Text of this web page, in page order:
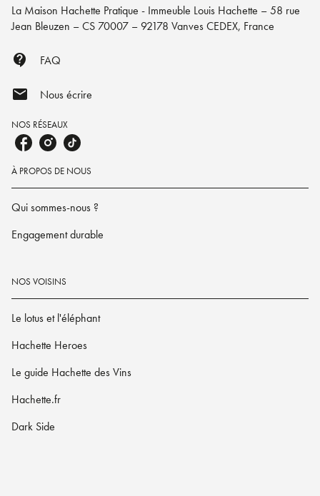
La Maison Hachette Pratique - Immeuble Louis Hachette – 58 rue
Jean Bleuzen – CS 70007 – 92178 Vanves CEDEX, France
contact_support FAQ
mail Nous écrire
NOS RÉSEAUX
À PROPOS DE NOUS
Qui sommes-nous ?
Engagement durable
NOS VOISINS
Le lotus et l'éléphant
Hachette Heroes
Le guide Hachette des Vins
Hachette.fr
Dark Side